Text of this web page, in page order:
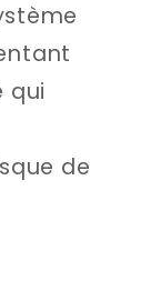
qui
de